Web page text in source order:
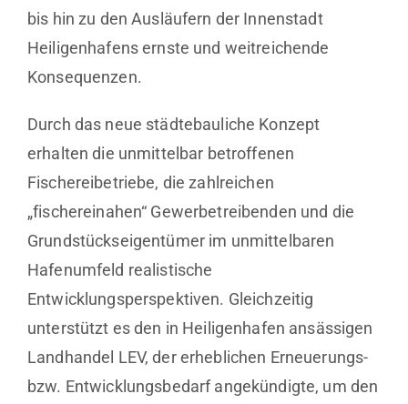
bis hin zu den Ausläufern der Innenstadt
Heiligenhafens ernste und weitreichende
Konsequenzen.
Durch das neue städtebauliche Konzept
erhalten die unmittelbar betroffenen
Fischereibetriebe, die zahlreichen
„fischereinahen“ Gewerbetreibenden und die
Grundstückseigentümer im unmittelbaren
Hafenumfeld realistische
Entwicklungsperspektiven. Gleichzeitig
unterstützt es den in Heiligenhafen ansässigen
Landhandel LEV, der erheblichen Erneuerungs-
bzw. Entwicklungsbedarf angekündigte, um den